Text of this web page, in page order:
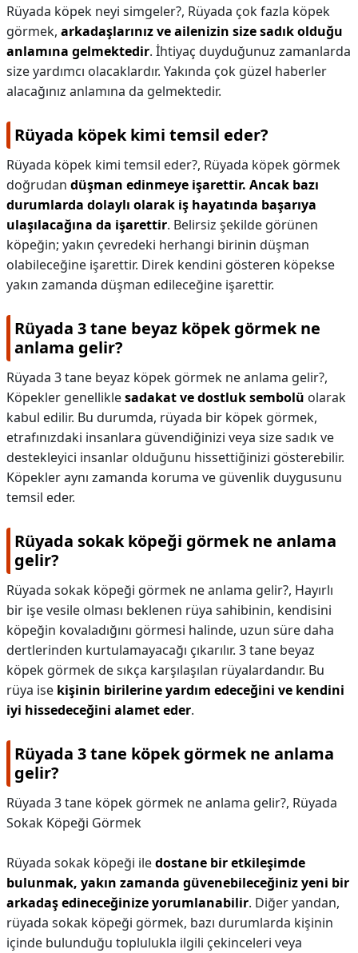
Rüyada köpek neyi simgeler?, Rüyada çok fazla köpek
görmek, arkadaşlarınız ve ailenizin size sadık olduğu
anlamına gelmektedir. İhtiyaç duyduğunuz zamanlarda
size yardımcı olacaklardır. Yakında çok güzel haberler
alacağınız anlamına da gelmektedir.
Rüyada köpek kimi temsil eder?
Rüyada köpek kimi temsil eder?, Rüyada köpek görmek
doğrudan düşman edinmeye işarettir. Ancak bazı
durumlarda dolaylı olarak iş hayatında başarıya
ulaşılacağına da işarettir. Belirsiz şekilde görünen
köpeğin; yakın çevredeki herhangi birinin düşman
olabileceğine işarettir. Direk kendini gösteren köpekse
yakın zamanda düşman edileceğine işarettir.
Rüyada 3 tane beyaz köpek görmek ne
anlama gelir?
Rüyada 3 tane beyaz köpek görmek ne anlama gelir?,
Köpekler genelliklesadakat ve dostluk sembolü olarak
kabul edilir. Bu durumda, rüyada bir köpek görmek,
etrafınızdaki insanlara güvendiğinizi veya size sadık ve
destekleyici insanlar olduğunu hissettiğinizi gösterebilir.
Köpekler aynı zamanda koruma ve güvenlik duygusunu
temsil eder.
Rüyada sokak köpeği görmek ne anlama
gelir?
Rüyada sokak köpeği görmek ne anlama gelir?, Hayırlı
bir işe vesile olması beklenen rüya sahibinin, kendisini
köpeğin kovaladığını görmesi halinde, uzun süre daha
dertlerinden kurtulamayacağı çıkarılır. 3 tane beyaz
köpek görmek de sıkça karşılaşılan rüyalardandır. Bu
rüya ise kişinin birilerine yardım edeceğini ve kendini
iyi hissedeceğini alamet eder.
Rüyada 3 tane köpek görmek ne anlama
gelir?
Rüyada 3 tane köpek görmek ne anlama gelir?, Rüyada
Sokak Köpeği Görmek
Rüyada sokak köpeği iledostane bir etkileşimde
bulunmak, yakın zamanda güvenebileceğiniz yeni bir
arkadaş edineceğinize yorumlanabilir. Diğer yandan,
rüyada sokak köpeği görmek, bazı durumlarda kişinin
içinde bulunduğu toplulukla ilgili çekinceleri veya